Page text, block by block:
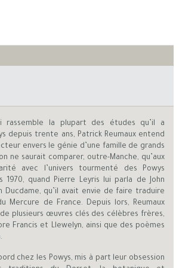
rassemble la plupart des études qu’il a
depuis trente ans, Patrick Reumaux entend
envers le génie d’une famille de grands
ne saurait comparer, outre-Manche, qu’aux
avec l’univers tourmenté des Powys
1970, quand Pierre Leyris lui parla de John
Ducdame, qu’il avait envie de faire traduire
Mercure de France. Depuis lors, Reumaux
plusieurs œuvres clés des célèbres frères,
Francis et Llewelyn, ainsi que des poèmes
chez les Powys, mis à part leur obsession